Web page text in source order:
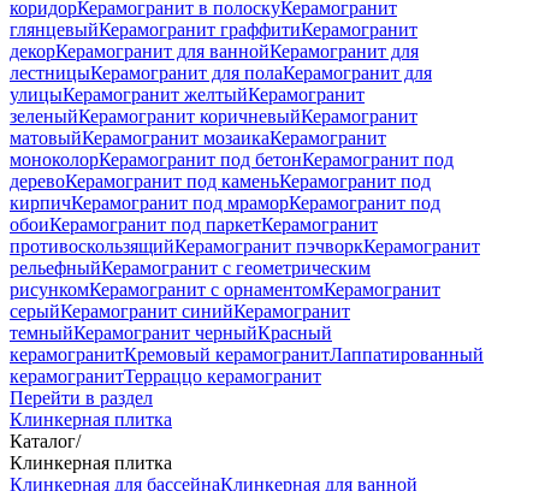
коридорКерамогранит в полоскуКерамогранит
глянцевыйКерамогранит граффитиКерамогранит
декорКерамогранит для ваннойКерамогранит для
лестницыКерамогранит для полаКерамогранит для
улицыКерамогранит желтыйКерамогранит
зеленыйКерамогранит коричневыйКерамогранит
матовыйКерамогранит мозаикаКерамогранит
моноколорКерамогранит под бетонКерамогранит под
деревоКерамогранит под каменьКерамогранит под
кирпичКерамогранит под мраморКерамогранит под
обоиКерамогранит под паркетКерамогранит
противоскользящийКерамогранит пэчворкКерамогранит
рельефныйКерамогранит с геометрическим
рисункомКерамогранит с орнаментомКерамогранит
серыйКерамогранит синийКерамогранит
темныйКерамогранит черныйКрасный
керамогранитКремовый керамогранитЛаппатированный
керамогранитТерраццо керамогранит
Перейти в раздел
Клинкерная плитка
Каталог/
Клинкерная плитка
Клинкерная для бассейнаКлинкерная для ванной